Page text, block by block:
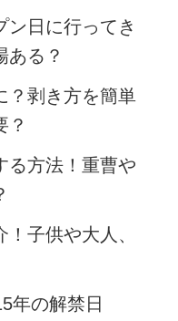
ン日に行ってき
ある？
？剥き方を簡単
？
る方法！重曹や
子供や大人、
年の解禁日